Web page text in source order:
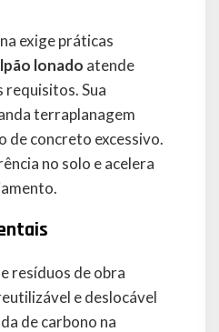
exige práticas
lonado atende
requisitos. Sua
terraplanagem
de concreto excessivo.
no solo e acelera
resíduos de obra
e deslocável
de carbono na